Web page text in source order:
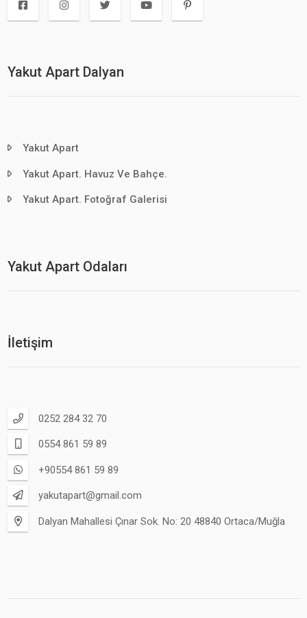
Yakut Apart Dalyan
Yakut Apart
Yakut Apart. Havuz Ve Bahçe.
Yakut Apart. Fotoğraf Galerisi
Yakut Apart Odaları
İletişim
0252 284 32 70
0554 861 59 89
+90554 861 59 89
yakutapart@gmail.com
Dalyan Mahallesi Çınar Sok. No: 20 48840 Ortaca/Muğla